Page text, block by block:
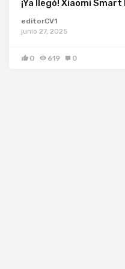
¡Ya llegó! Xiaomi
editorCV1
junio 27, 2025
0 619 0